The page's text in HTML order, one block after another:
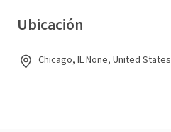
Ubicación
Chicago, IL None, United States